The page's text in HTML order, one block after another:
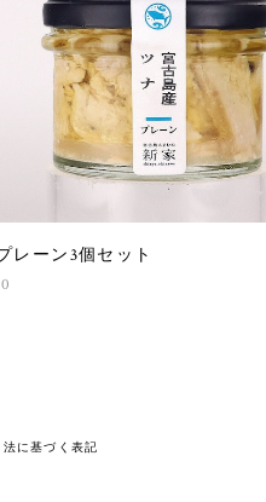
レーン3個セット
に基づく表記